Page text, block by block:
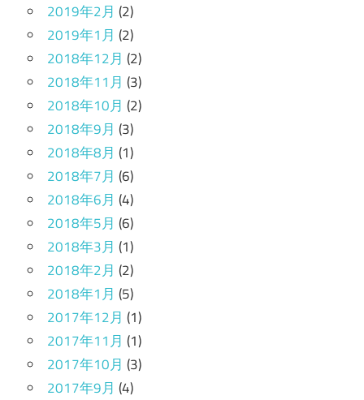
2019年2月 (2)
2019年1月 (2)
2018年12月 (2)
2018年11月 (3)
2018年10月 (2)
2018年9月 (3)
2018年8月 (1)
2018年7月 (6)
2018年6月 (4)
2018年5月 (6)
2018年3月 (1)
2018年2月 (2)
2018年1月 (5)
2017年12月 (1)
2017年11月 (1)
2017年10月 (3)
2017年9月 (4)